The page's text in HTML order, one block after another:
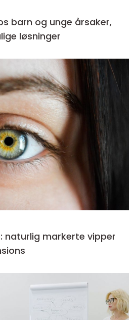
og unge årsaker,
løsninger
naturlig markerte vipper